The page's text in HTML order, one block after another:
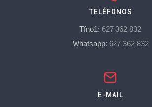
TELÉFONOS
Tfno1: 627 362 832
Whatsapp: 627 362 832
E-MAIL